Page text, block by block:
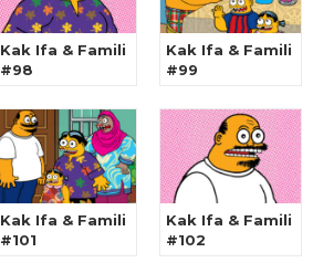
Kak Ifa & Famili
#98
Kak Ifa & Famili
#99
Kak Ifa & Famili
#101
Kak Ifa & Famili
#102